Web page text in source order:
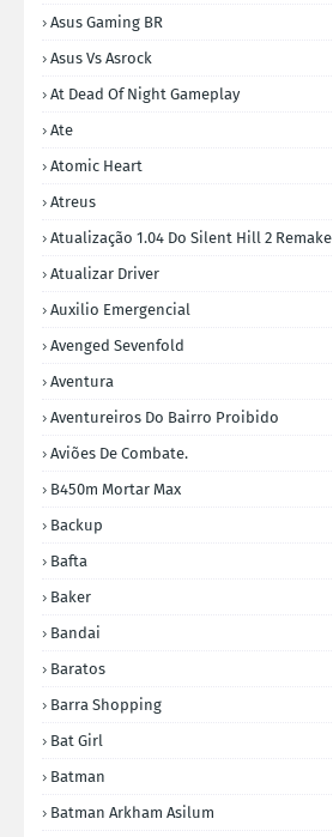
Asus Gaming BR
Asus Vs Asrock
At Dead Of Night Gameplay
Ate
Atomic Heart
Atreus
Atualização 1.04 Do Silent Hill 2 Remake
Atualizar Driver
Auxilio Emergencial
Avenged Sevenfold
Aventura
Aventureiros Do Bairro Proibido
Aviões De Combate.
B450m Mortar Max
Backup
Bafta
Baker
Bandai
Baratos
Barra Shopping
Bat Girl
Batman
Batman Arkham Asilum